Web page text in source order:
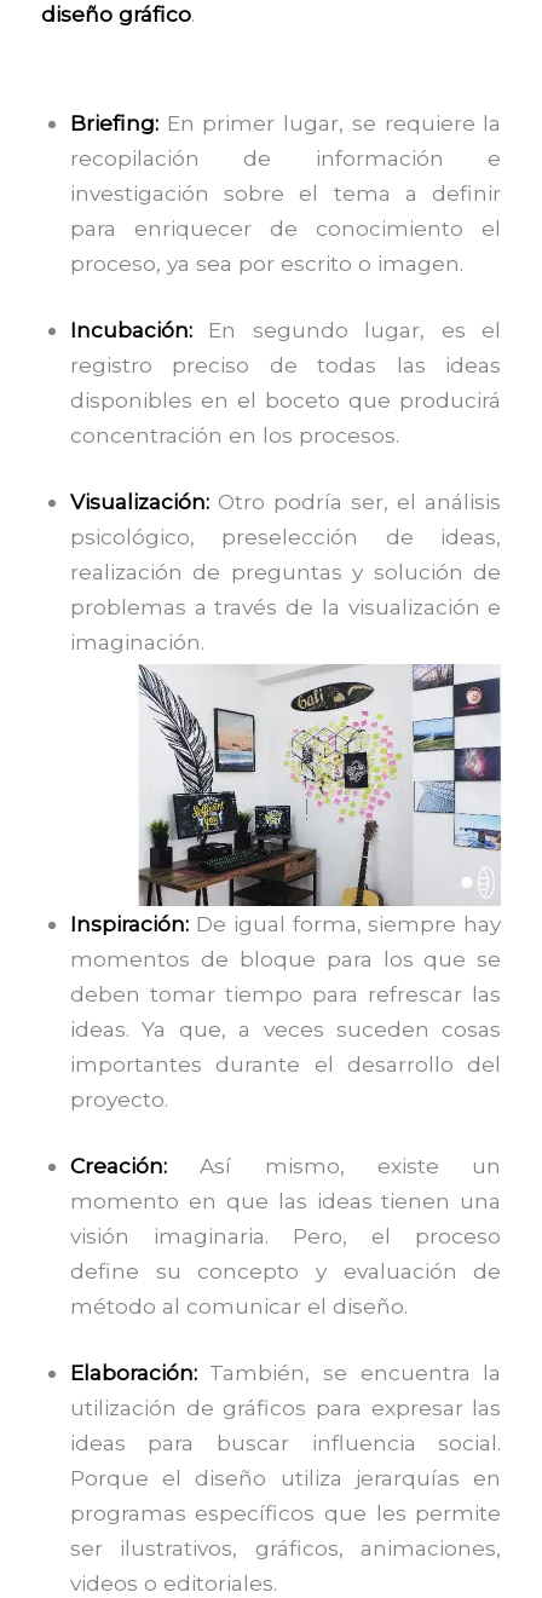
diseño gráfico.
Briefing: En primer lugar, se requiere la
recopilación de información e
investigación sobre el tema a definir
para enriquecer de conocimiento el
proceso, ya sea por escrito o imagen.
Incubación: En segundo lugar, es el
registro preciso de todas las ideas
disponibles en el boceto que producirá
concentración en los procesos.
Visualización: Otro podría ser, el análisis
psicológico, preselección de ideas,
realización de preguntas y solución de
problemas a través de la visualización e
imaginación.
Inspiración: De igual forma, siempre hay
momentos de bloque para los que se
deben tomar tiempo para refrescar las
ideas. Ya que, a veces suceden cosas
importantes durante el desarrollo del
proyecto.
Creación:Así mismo, existe un
momento en que las ideas tienen una
visión imaginaria. Pero, el proceso
define su concepto y evaluación de
método al comunicar el diseño.
Elaboración: También, se encuentra la
utilización de gráficos para expresar las
ideas para buscar influencia social.
Porque el diseño utiliza jerarquías en
programas específicos que les permite
ser ilustrativos, gráficos, animaciones,
videos o editoriales.